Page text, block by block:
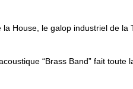
House, le galop industriel de
“Brass Band” fait